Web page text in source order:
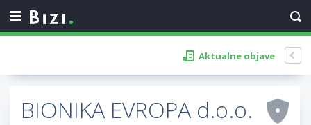
Aktualne objave
BIONIKA EVROPA d.o.o.